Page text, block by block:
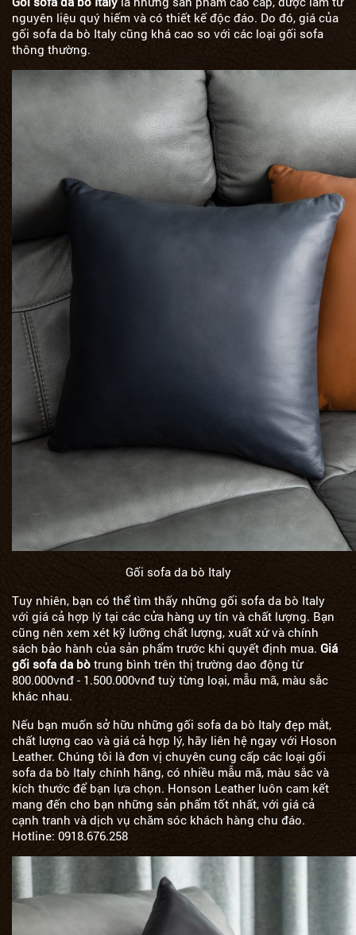
nguyên liệu quý hiếm và có thiết kế độc đáo. Do đó, giá của
gối sofa da bò Italy cũng khá cao so với các loại gối sofa
thông thường.
Gối sofa da bò Italy
Tuy nhiên, bạn có thể tìm thấy những gối sofa da bò Italy
với giá cả hợp lý tại các cửa hàng uy tín và chất lượng. Bạn
cũng nên xem xét kỹ lưỡng chất lượng, xuất xứ và chính
sách bảo hành của sản phẩm trước khi quyết định mua. Giá
gối sofa da bò trung bình trên thị trường dao động từ
800.000vnđ - 1.500.000vnđ tuỳ từng loại, mẫu mã, màu sắc
khác nhau.
Nếu bạn muốn sở hữu những gối sofa da bò Italy đẹp mắt,
chất lượng cao và giá cả hợp lý, hãy liên hệ ngay với Hoson
Leather. Chúng tôi là đơn vị chuyên cung cấp các loại gối
sofa da bò Italy chính hãng, có nhiều mẫu mã, màu sắc và
kích thước để bạn lựa chọn. Honson Leather luôn cam kết
mang đến cho bạn những sản phẩm tốt nhất, với giá cả
cạnh tranh và dịch vụ chăm sóc khách hàng chu đáo.
Hotline: 0918.676.258